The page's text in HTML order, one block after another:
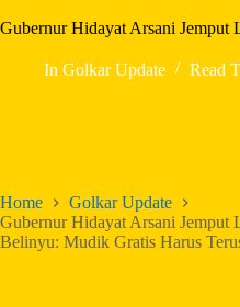
Gubernur Hidayat Arsani Jemput
In Golkar Update Read
Home
Golkar Update
Gubernur Hidayat Arsani Jemput
Belinyu: Mudik Gratis Harus